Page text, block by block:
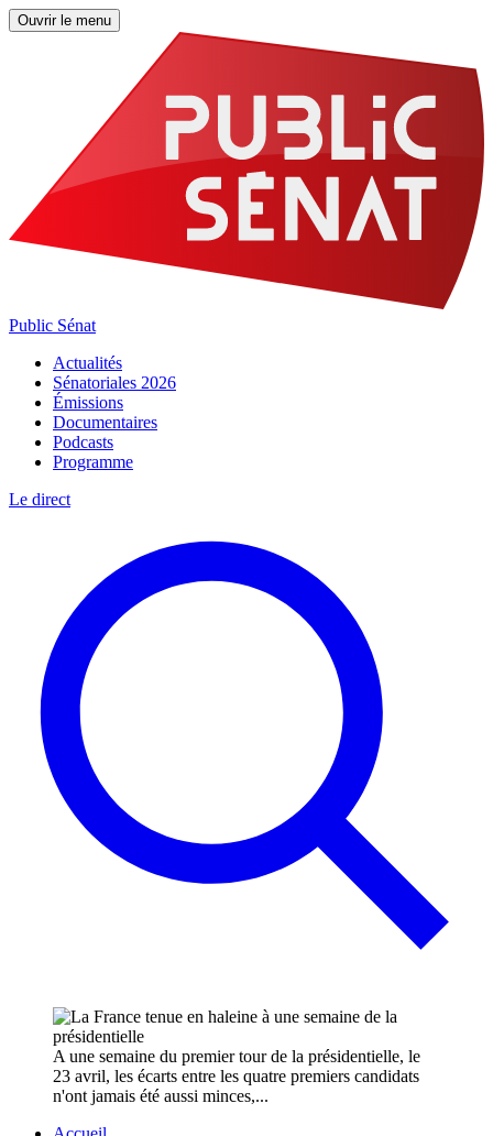
Ouvrir le menu
Public Sénat
Actualités
Sénatoriales 2026
Émissions
Documentaires
Podcasts
Programme
Le direct
A une semaine du premier tour de la présidentielle, le
23 avril, les écarts entre les quatre premiers candidats
n'ont jamais été aussi minces,...